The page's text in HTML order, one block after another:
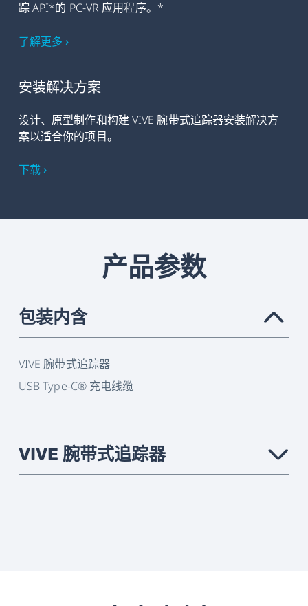
踪 API*的 PC-VR 应用程序。*
了解更多 ›
安装解决方案
设计、原型制作和构建 VIVE 腕带式追踪器安装解决方
案以适合你的项目。
下载 ›
产品参数
包装内含 ›
VIVE 腕带式追踪器
USB Type-C® 充电线缆
VIVE 腕带式追踪器 ›